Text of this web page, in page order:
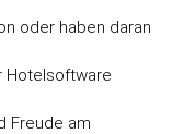
oder haben daran
Hotelsoftware
Freude am